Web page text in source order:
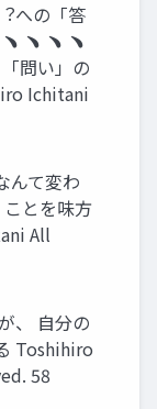
への「答
﹅ ﹅ ﹅
問い」の
Ichitani
んて変わ
とを味⽅
All
、 ⾃分の
Toshihiro
58